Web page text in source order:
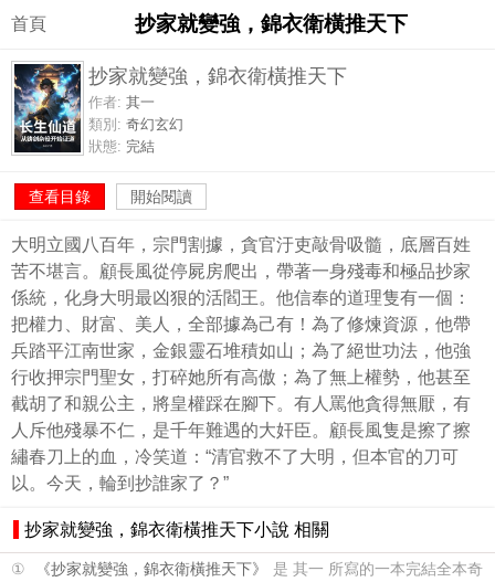
首頁 抄家就變強，錦衣衛橫推天下
抄家就變強，錦衣衛橫推天下
作者: 其一
類別: 奇幻玄幻
狀態: 完結
查看目錄 開始閱讀
大明立國八百年，宗門割據，貪官汙吏敲骨吸髓，底層百姓
苦不堪言。顧長風從停屍房爬出，帶著一身殘毒和極品抄家
係統，化身大明最凶狠的活閻王。他信奉的道理隻有一個：
把權力、財富、美人，全部據為己有！為了修煉資源，他帶
兵踏平江南世家，金銀靈石堆積如山；為了絕世功法，他強
行收押宗門聖女，打碎她所有高傲；為了無上權勢，他甚至
截胡了和親公主，將皇權踩在腳下。有人罵他貪得無厭，有
人斥他殘暴不仁，是千年難遇的大奸臣。顧長風隻是擦了擦
繡春刀上的血，冷笑道：“清官救不了大明，但本官的刀可
以。今天，輪到抄誰家了？”
抄家就變強，錦衣衛橫推天下小說 相關
① 《抄家就變強，錦衣衛橫推天下》
是 其一 所寫的一本完結全本奇